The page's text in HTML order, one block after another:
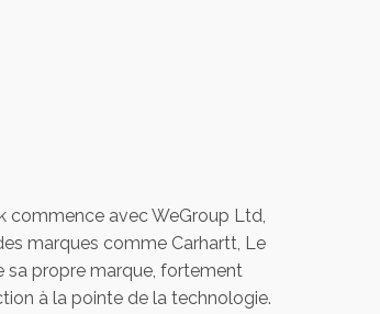
commence avec WeGroup Ltd,
marques comme Carhartt, Le
sa propre marque, fortement
à la pointe de la technologie.